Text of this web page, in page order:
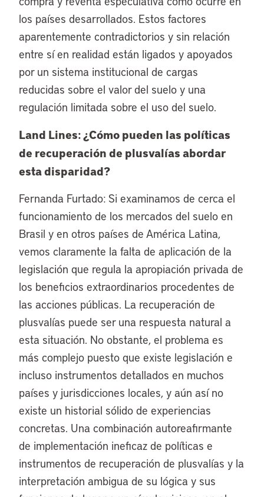
los países desarrollados. Estos factores
aparentemente contradictorios y sin relación
entre sí en realidad están ligados y apoyados
por un sistema institucional de cargas
reducidas sobre el valor del suelo y una
regulación limitada sobre el uso del suelo.
Land Lines: ¿Cómo pueden las políticas
de recuperación de plusvalías abordar
esta disparidad?
Fernanda Furtado: Si examinamos de cerca el
funcionamiento de los mercados del suelo en
Brasil y en otros países de América Latina,
vemos claramente la falta de aplicación de la
legislación que regula la apropiación privada de
los beneficios extraordinarios procedentes de
las acciones públicas. La recuperación de
plusvalías puede ser una respuesta natural a
esta situación. No obstante, el problema es
más complejo puesto que existe legislación e
incluso instrumentos detallados en muchos
países y jurisdicciones locales, y aún así no
existe un historial sólido de experiencias
concretas. Una combinación autoreafirmante
de implementación ineficaz de políticas e
instrumentos de recuperación de plusvalías y la
interpretación ambigua de su lógica y sus